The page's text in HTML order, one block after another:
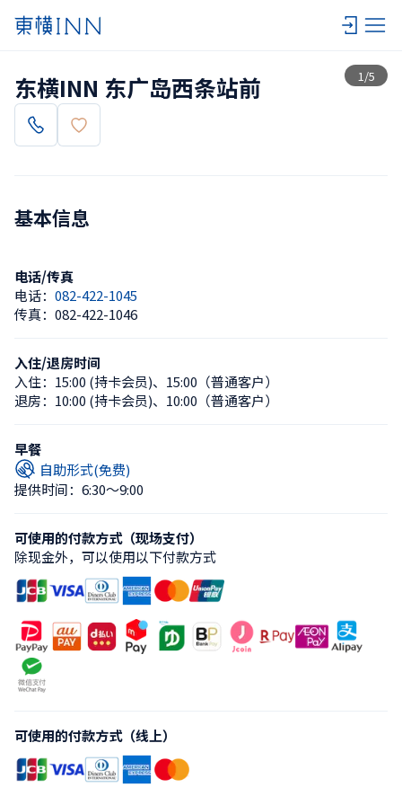
1 /5
查看一览
东横INN 东广岛西条站前
基本信息
电话/传真
电话： 082-422-1045
传真： 082-422-1046
入住/退房时间
入住： 15:00 (持卡会员)、 15:00（普通客户）
退房： 10:00 (持卡会员)、 10:00（普通客户）
早餐
自助形式(免费)
提供时间：6:30〜9:00
可使用的付款方式（现场支付）
除现金外，可以使用以下付款方式
可使用的付款方式（线上）